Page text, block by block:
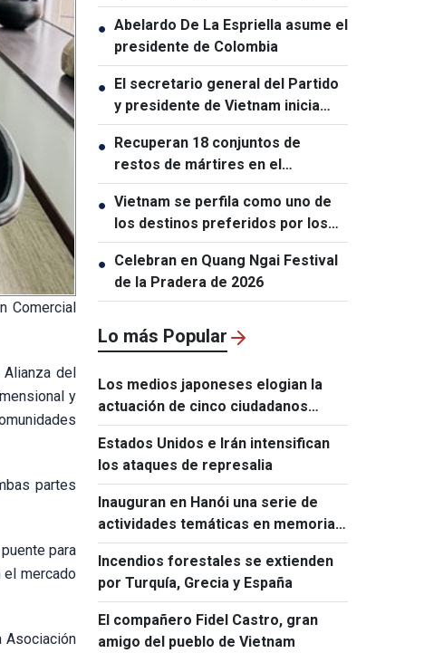
Comercial
del
y
partes
para
el mercado
Asociación
temporal
● Abelardo De La Espriella asume el
presidente de Colombia
● El secretario general del Partido
y presidente de Vietnam inicia
visitas de Estado a Australia y
Nueva Zelanda
● Recuperan 18 conjuntos de
restos de mártires en el
cementerio de Le Thi Rieng, en
Ciudad Ho Chi Minh
● Vietnam se perfila como uno de
los destinos preferidos por los
turistas indios
● Celebran en Quang Ngai Festival
de la Pradera de 2026
Lo más Popular
Los medios japoneses elogian la
actuación de cinco ciudadanos
vietnamitas tras el terremoto de
Kumamoto
Estados Unidos e Irán intensifican
los ataques de represalia
Inauguran en Hanói una serie de
actividades temáticas en memoria
de Ho Chi Minh y Fidel Castro
Incendios forestales se extienden
por Turquía, Grecia y España
El compañero Fidel Castro, gran
amigo del pueblo de Vietnam